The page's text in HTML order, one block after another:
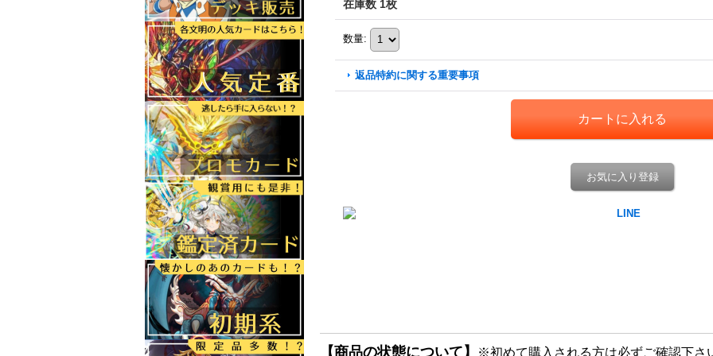
在庫数 1枚
数量:
返品特約に関する重要事項
お気に入り登録
【商品の状態について】 ※初めて購入される方は必ずご確認下さ